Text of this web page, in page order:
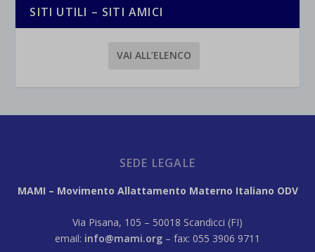
SITI UTILI – SITI AMICI
VAI ALL’ELENCO
SEDE LEGALE
MAMI – Movimento Allattamento Materno Italiano ODV
Via Pisana, 105 – 50018 Scandicci (FI)
email: info@mami.org – fax: 055 3906 9711